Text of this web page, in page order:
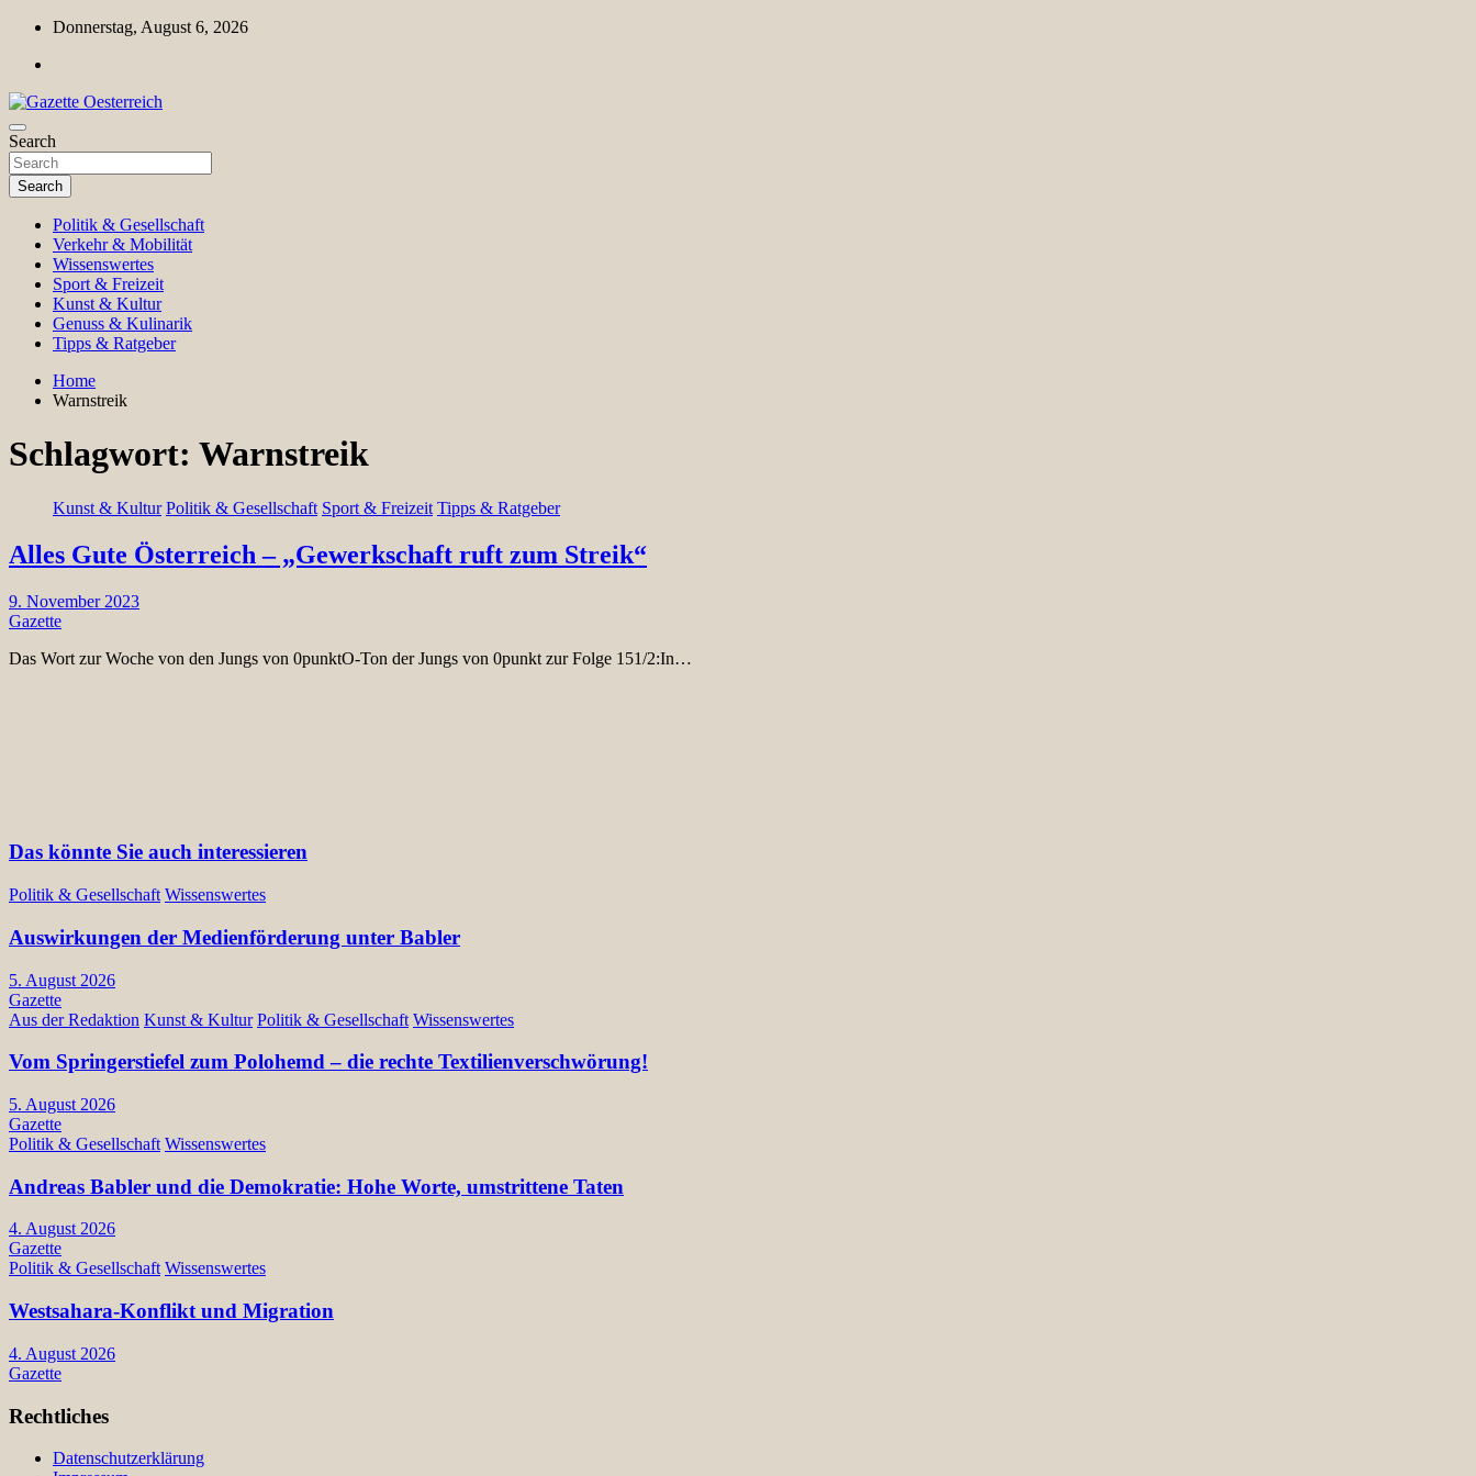
Skip
content
Donnerstag, August 6, 2026
Gazette Oesterreich
Magazin für Freizeit, Politik, Kultur & Wissenschaft
Search
Search
Politik & Gesellschaft
Verkehr & Mobilität
Wissenswertes
Sport & Freizeit
Kunst & Kultur
Genuss & Kulinarik
Tipps & Ratgeber
Home
Warnstreik
Schlagwort: Warnstreik
Kunst & Kultur Politik & Gesellschaft Sport & Freizeit Tipps & Ratgeber
Alles Gute Österreich – „Gewerkschaft ruft zum Streik“
9. November 2023
Gazette
Das Wort zur Woche von den Jungs von 0punktO-Ton der Jungs von 0punkt zur Folge 151/2:In…
Das könnte Sie auch interessieren
Politik & Gesellschaft Wissenswertes
Auswirkungen der Medienförderung unter Babler
5. August 2026
Gazette
Aus der Redaktion Kunst & Kultur Politik & Gesellschaft Wissenswertes
Vom Springerstiefel zum Polohemd – die rechte Textilienverschwörung!
5. August 2026
Gazette
Politik & Gesellschaft Wissenswertes
Andreas Babler und die Demokratie: Hohe Worte, umstrittene Taten
4. August 2026
Gazette
Politik & Gesellschaft Wissenswertes
Westsahara-Konflikt und Migration
4. August 2026
Gazette
Rechtliches
Datenschutzerklärung